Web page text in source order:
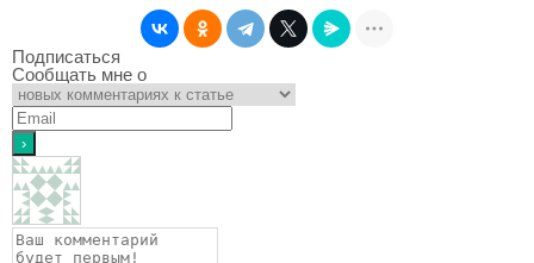
Подписаться
Сообщать мне о